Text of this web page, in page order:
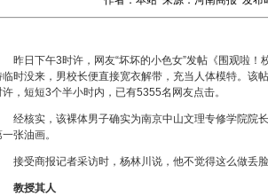
昨日下午3时许，网友“坏坏的小色女”发帖《围观啦
临时没来，男校长便直接宽衣解带，充当人体模特。该
许，短短3个半小时内，已有5355名网友点击。
经核实，该裸体男子确实为南京中山文理专修学院院
张油画。
接受商报记者采访时，杨林川说，他不觉得这么做丢
教授其人